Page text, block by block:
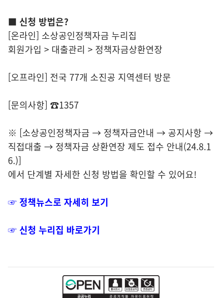
■ 신청 방법은?
[온라인] 소상공인정책자금 누리집
회원가입 > 대출관리 > 정책자금상환연장
[오프라인] 전국 77개 소진공 지역센터 방문
[문의사항] ☎1357
※ [소상공인정책자금 → 정책자금안내 → 공지사항 →
직접대출 → 정책자금 상환연장 제도 접수 안내(24.8.1
6.)]
에서 단계별 자세한 신청 방법을 확인할 수 있어요!
☞ 정책뉴스로 자세히 보기
☞ 신청 누리집 바로가기